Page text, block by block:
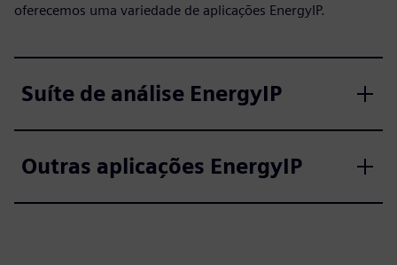
oferecemos uma variedade de aplicações EnergyIP.
Suíte de análise EnergyIP
Outras aplicações EnergyIP